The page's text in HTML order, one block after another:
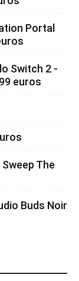
Portal
Switch 2 -
euros
The
Buds Noir